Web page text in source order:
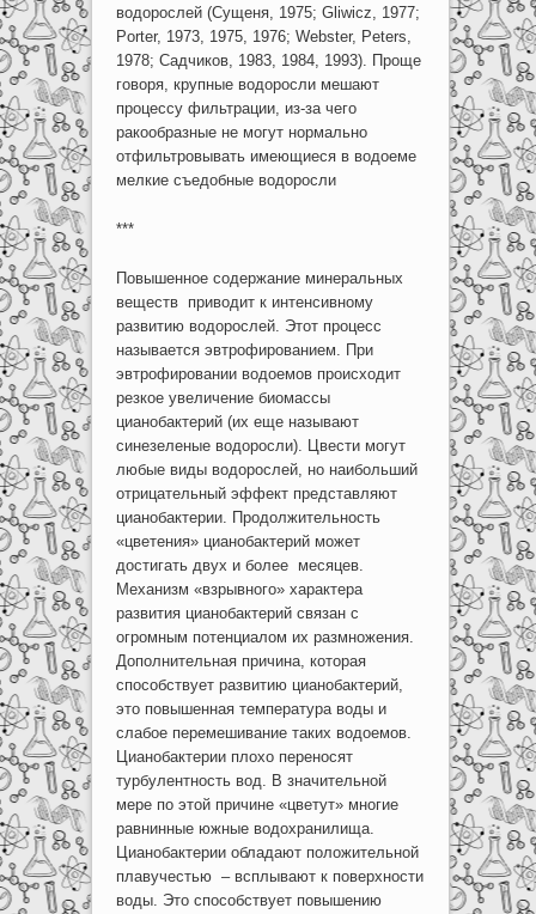
водорослей (Сущеня, 1975; Gliwicz, 1977;
Porter, 1973, 1975, 1976; Webster, Peters,
1978; Садчиков, 1983, 1984, 1993). Проще
говоря, крупные водоросли мешают
процессу фильтрации, из-за чего
ракообразные не могут нормально
отфильтровывать имеющиеся в водоеме
мелкие съедобные водоросли
***
Повышенное содержание минеральных
веществ приводит к интенсивному
развитию водорослей. Этот процесс
называется эвтрофированием. При
эвтрофировании водоемов происходит
резкое увеличение биомассы
цианобактерий (их еще называют
синезеленые водоросли). Цвести могут
любые виды водорослей, но наибольший
отрицательный эффект представляют
цианобактерии. Продолжительность
«цветения» цианобактерий может
достигать двух и более месяцев.
Механизм «взрывного» характера
развития цианобактерий связан с
огромным потенциалом их размножения.
Дополнительная причина, которая
способствует развитию цианобактерий,
это повышенная температура воды и
слабое перемешивание таких водоемов.
Цианобактерии плохо переносят
турбулентность вод. В значительной
мере по этой причине «цветут» многие
равнинные южные водохранилища.
Цианобактерии обладают положительной
плавучестью – всплывают к поверхности
воды. Это способствует повышению